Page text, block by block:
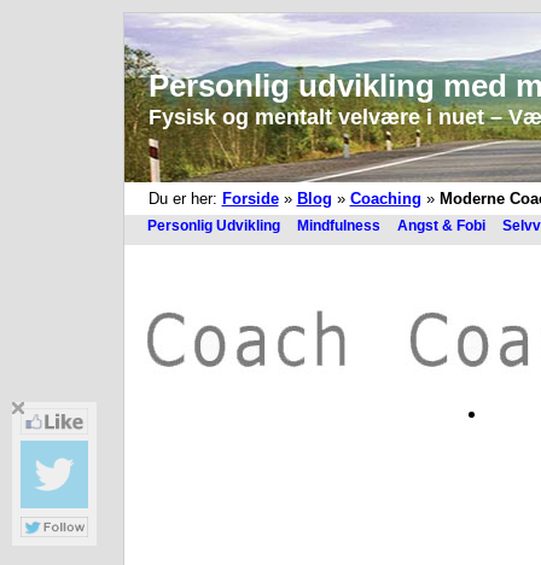
Personlig udvikling med
Fysisk og mentalt velvære i nuet –
Du er her: Forside» Blog » Coaching » Moderne
Personlig Udvikling Mindfulness Angst & Fobi